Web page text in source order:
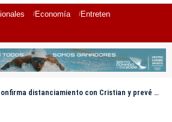
Economía Entretenimiento
con Cristian y prevé nuevas polémicas: “Yo me lavo las manos”